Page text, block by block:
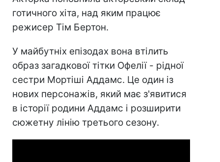
готичного хіта, над яким працює
режисер Тім Бертон.
У майбутніх епізодах вона втілить
образ загадкової тітки Офелії - рідної
сестри Мортіші Аддамс. Це один із
нових персонажів, який має з'явитися
в історії родини Аддамс і розширити
сюжетну лінію третього сезону.